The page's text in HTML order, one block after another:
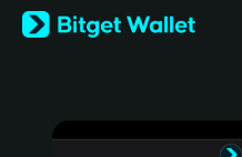
English
日本語
Türkçe